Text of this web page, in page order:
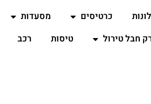
כרטיסים מסעדות
חבל טירול
טיסות רכב